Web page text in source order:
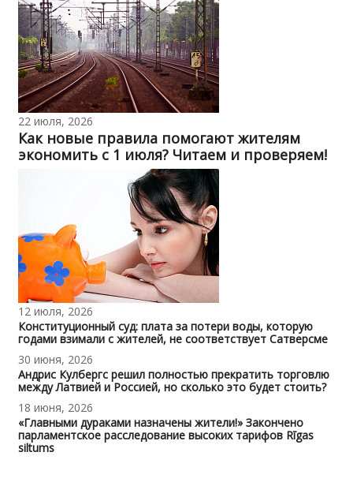
22 июля, 2026
Как новые правила помогают жителям
экономить с 1 июля? Читаем и проверяем!
12 июля, 2026
Конституционный суд: плата за потери воды, которую
годами взимали с жителей, не соответствует Сатверсме
30 июня, 2026
Андрис Кулбергс решил полностью прекратить торговлю
между Латвией и Россией, но сколько это будет стоить?
18 июня, 2026
«Главными дураками назначены жители!» Закончено
парламентское расследование высоких тарифов Rīgas
siltums